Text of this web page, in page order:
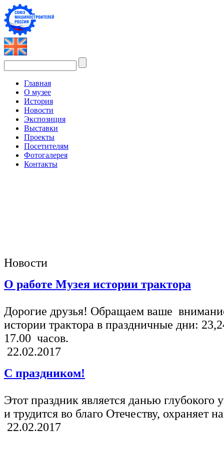
Главная
О музее
История
Новости
Экспозиция
Выставки
Проекты
Посетителям
Фотогалерея
Контакты
Новости
О работе Музея истории трактора
Дорогие друзья! Обращаем ваше
истории трактора в праздничные дни:
17.00 часов.
22.02.2017
С праздником!
Этот праздник является данью глубокого
и трудится во благо Отечеству,
22.02.2017